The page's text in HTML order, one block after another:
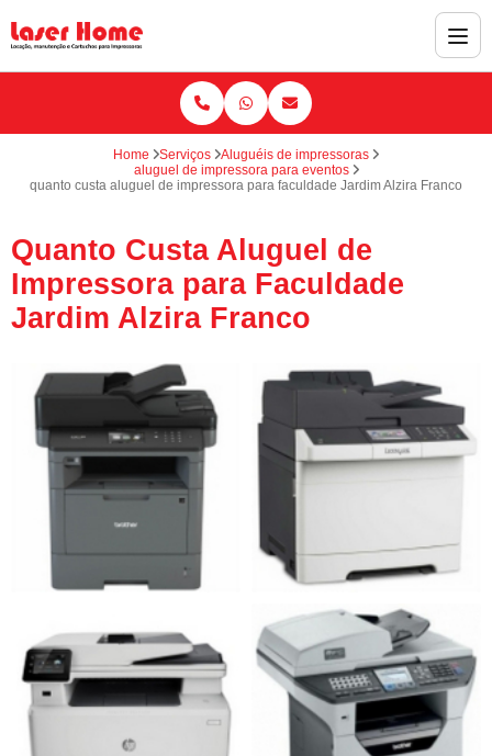
Home Serviços
Aluguéis de impressoras
aluguel de impressora para eventos
quanto custa aluguel de impressora para faculdade Jardim Alzira Franco
Quanto Custa Aluguel de
Impressora para Faculdade
Jardim Alzira Franco